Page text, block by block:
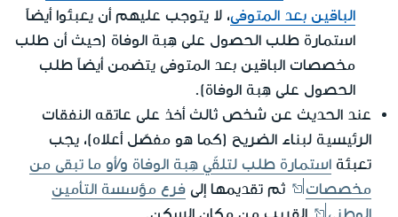
الباقين بعد المتوفى، لا يتوجب عليهم أن يعبئوا أيضاً
استمارة طلب الحصول على هِبة الوفاة (حيث أن طلب
مخصصات الباقين بعد المتوفى يتضمن أيضاً طلب
الحصول على هِبة الوفاة).
عند الحديث عن شخص ثالث أخذ على عاتقه النفقات
الرئيسية لبناء الضريح (كما هو مفصّل أعلاه)، يجب
تعبئة استمارة طلب لتلقّي هِبة الوفاة و/أو ما تبقى من
مخصصات
ثم تقديمها إلى فرع مؤسسة التأمين